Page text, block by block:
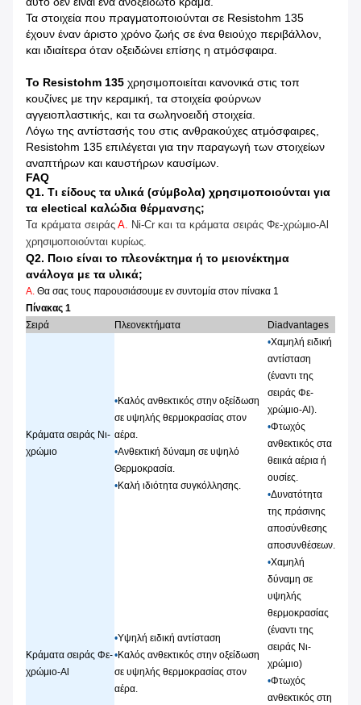
Τα στοιχεία που πραγματοποιούνται σε Resistohm 135
έχουν έναν άριστο χρόνο ζωής σε ένα θειούχο περιβάλλον,
και ιδιαίτερα όταν οξειδώνει επίσης η ατμόσφαιρα.
Το Resistohm 135 χρησιμοποιείται κανονικά στις τοπ
κουζίνες με την κεραμική, τα στοιχεία φούρνων
αγγειοπλαστικής, και τα σωληνοειδή στοιχεία.
Λόγω της αντίστασής του στις ανθρακούχες ατμόσφαιρες,
Resistohm 135 επιλέγεται για την παραγωγή των στοιχείων
αναπτήρων και καυστήρων καυσίμων.
FAQ
Q1. Τι είδους τα υλικά (σύμβολα) χρησιμοποιούνται για
τα electical καλώδια θέρμανσης;
Τα κράματα σειράς Α. Ni-Cr και τα κράματα σειράς Φε-χρώμιο-Al
χρησιμοποιούνται κυρίως.
Q2. Ποιο είναι το πλεονέκτημα ή το μειονέκτημα
ανάλογα με τα υλικά;
Α. Θα σας τους παρουσιάσουμε εν συντομία στον πίνακα 1
Πίνακας 1
Σειρά
Πλεονεκτήματα Diadvantages
Κράματα σειράς Νι-
χρώμιο
•Καλός ανθεκτικός στην οξείδωση
σε υψηλής θερμοκρασίας στον
αέρα.
•Ανθεκτική δύναμη σε υψηλό
Θερμοκρασία.
•Καλή ιδιότητα συγκόλλησης.
•Χαμηλή ειδική
αντίσταση
(έναντι της
σειράς Φε-
χρώμιο-Al).
•Φτωχός
ανθεκτικός στα
θειικά αέρια ή
ουσίες.
•Δυνατότητα
της πράσινης
αποσύνθεσης
αποσυνθέσεων.
Κράματα σειράς Φε-
χρώμιο-Al
•Υψηλή ειδική αντίσταση
•Καλός ανθεκτικός στην οξείδωση
σε υψηλής θερμοκρασίας στον
αέρα.
•Χαμηλή
δύναμη σε
υψηλής
θερμοκρασίας
(έναντι της
σειράς Νι-
χρώμιο)
•Φτωχός
ανθεκτικός στη